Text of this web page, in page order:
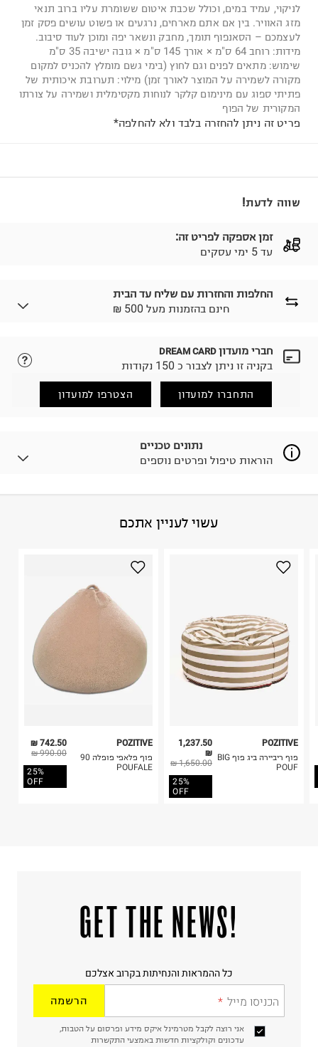
לניקוי, עמיד במים, וכולל שכבת איטום ששומרת עליו ברוב תנאי
מזג האוויר. בין אם אתם מארחים, נרגעים או פשוט עושים פסק זמן
לעצמכם – הסאנפוף תומך, מחבק ונשאר יפה ומוכן לעוד סיבוב.
מידות: רוחב 64 ס"מ × אורך 145 ס"מ × גובה ישיבה 35 ס"מ
שימוש: מתאים לפנים וגם לחוץ (בימי גשם מומלץ להכניס למקום
מקורה לשמירה על המוצר לאורך זמן) מילוי: תערובת איכותית של
פתיתי ספוג עם מינימום קלקר לנוחות מקסימלית ושמירה על צורתו
המקורית של הפוף
פריט זה ניתן להחזרה בלבד ולא להחלפה*
שווה לדעת!
זמן אספקה לפריט זה:
עד 5 ימי עסקים
החלפות והחזרות עם שליח עד הבית
₪ חינם בהזמנות מעל 500
לבחירת בשיטת המשלוח המתאימה לכם,
הזמנתם והתחרטתם?
(במקום ב-19.9 ₪) לזמן מוגבל! חינם בהזמנות מעל 500 ₪.
למידע נא ללחוץ כאן
.
לפני החזרת החבילה, חשוב להדביק את מדבקת הגוביינא על
פריטים שבירים יש להחזיר עם שליח דרך ממשק ההחזרות
3. מוצרי טיפוח ניתן להחזיר סגורים באריזתם המקורית
6. נעליים ניתן להחזיר רק בקופסתם המקורית בלבד.
חברי מועדון DREAM CARD
בקניה זו ניתן לצבור כ 150 נקודות
התחברו למועדון הצטרפו למועדון
נתונים טכניים
הוראות טיפול ופרטים נוספים
טרמינל איקס אונליין בע"מ
עשוי לעניין אתכם
742.50 ₪
990.00 ₪
25%
OFF
POZITIVE
פוף פלאפי פופלה 90
POUFALE
1,237.50
₪
1,650.00 ₪
25%
OFF
POZITIVE
פוף ריביירה ביג פוף BIG
POUF
!GET THE NEWS
כל ההמראות והנחיתות בקרוב אצלכם
הכניסו מייל הרשמה
אני רוצה לקבל מטרמינל איקס מידע ופרסום על הטבות,
עדכונים וקולקציות חדשות באמצעי התקשרות